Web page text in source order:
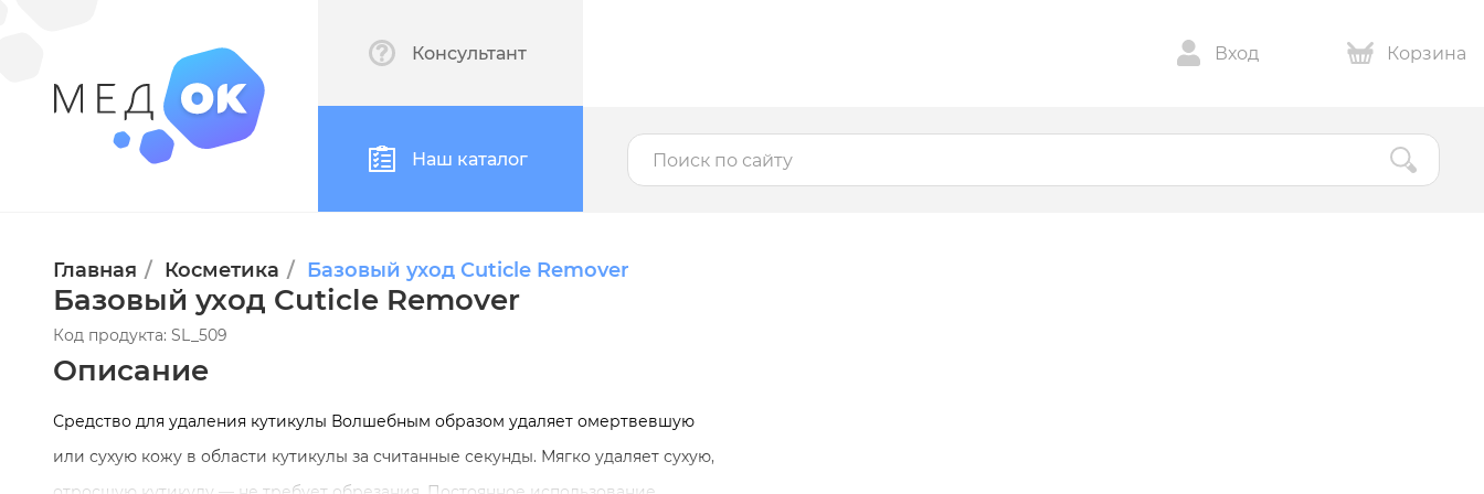
Консультант
Наш каталог
Вход Корзина
Главная Косметика Базовый уход Cuticle Remover
Базовый уход Cuticle Remover
Код продукта: SL_509
Описание
Средство для удаления кутикулы Волшебным образом удаляет омертвевшую
или сухую кожу в области кутикулы за считанные секунды. Мягко удаляет сухую,